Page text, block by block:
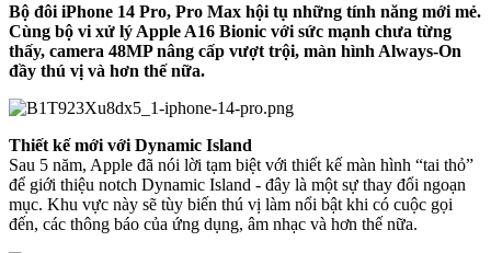
Bộ đôi iPhone 14 Pro, Pro Max hội tụ những tính năng mới mẻ.
Cùng bộ vi xử lý Apple A16 Bionic với sức mạnh chưa từng
thấy, camera 48MP nâng cấp vượt trội, màn hình Always-On
đầy thú vị và hơn thế nữa.
Thiết kế mới với Dynamic Island
Sau 5 năm, Apple đã nói lời tạm biệt với thiết kế màn hình “tai thỏ”
để giới thiệu notch Dynamic Island - đây là một sự thay đổi ngoạn
mục. Khu vực này sẽ tùy biến thú vị làm nổi bật khi có cuộc gọi
đến, các thông báo của ứng dụng, âm nhạc và hơn thế nữa.